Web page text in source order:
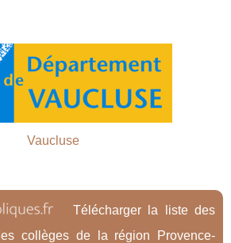
Vaucluse
Télécharger la liste des
collèges de la région Provence-